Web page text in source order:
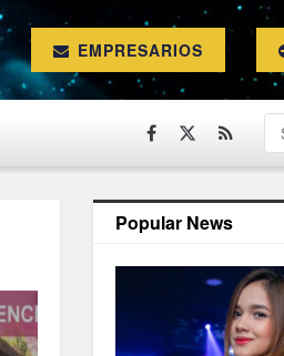
EMPRESARIOS
Popular News